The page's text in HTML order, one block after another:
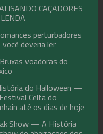
CAÇADORES
perturbadores
você deveria ler
voadoras do
do Halloween —
Celta do
até os dias de hoje
Show — A História